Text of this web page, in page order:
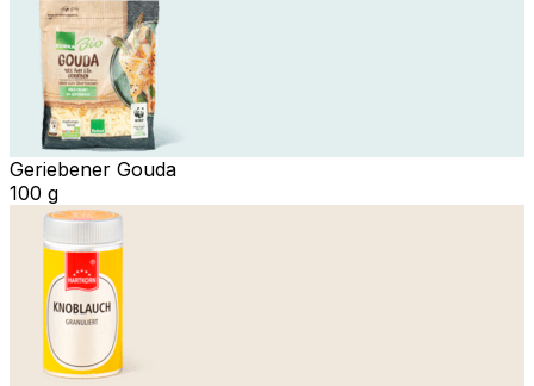
Geriebener Gouda
100 g